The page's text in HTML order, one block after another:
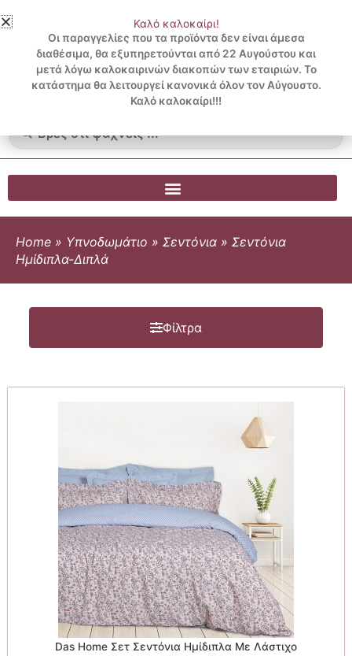
στο
περιεχόμενο
3 ΔΟΣΕΙΣ ΧΩΡΙΣ ΠΙΣΤΩΤΙΚΗ ΜΕ KLARNA
...
Λογαριασμός
Blog
0.00€
0
Cart
Home » Υπνοδωμάτιο » Σεντόνια » Σεντόνια
Ημίδιπλα-Διπλά
Φίλτρα
Das Home Σετ Σεντόνια Ημίδιπλα Με Λάστιχο
Καλό καλοκαίρι!
Οι παραγγελίες που τα προϊόντα δεν είναι άμεσα
διαθέσιμα, θα εξυπηρετούνται από 22 Αυγούστου και
μετά λόγω καλοκαιρινών διακοπών των εταιριών. Το
κατάστημα θα λειτουργεί κανονικά όλον τον Αύγουστο.
Καλό καλοκαίρι!!!